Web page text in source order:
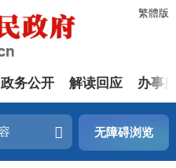
繁體版
政务公开 解读回应 办事
无障碍浏览